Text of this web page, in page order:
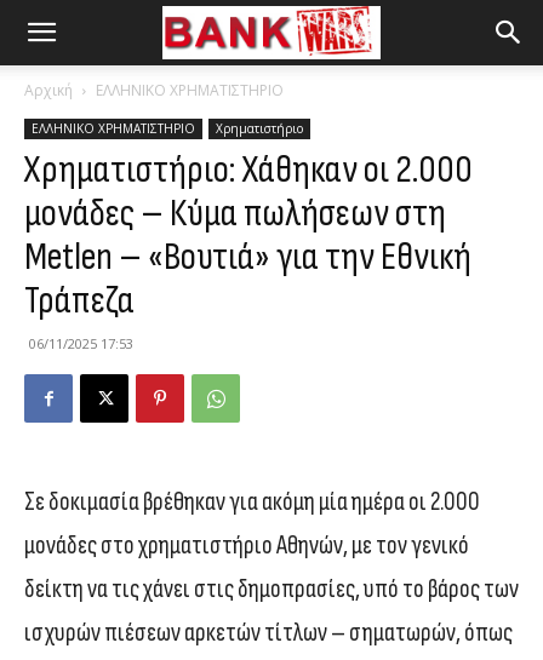
Αρχική ΕΛΛΗΝΙΚΟ ΧΡΗΜΑΤΙΣΤΗΡΙΟ
ΕΛΛΗΝΙΚΟ ΧΡΗΜΑΤΙΣΤΗΡΙΟ Χρηματιστήριο
Χρηματιστήριο: Χάθηκαν οι 2.000
μονάδες – Κύμα πωλήσεων στη
Metlen – «Βουτιά» για την Εθνική
Τράπεζα
06/11/2025 17:53
Σε δοκιμασία βρέθηκαν για ακόμη μία ημέρα οι 2.000
μονάδες στο χρηματιστήριο Αθηνών, με τον γενικό
δείκτη να τις χάνει στις δημοπρασίες, υπό το βάρος των
ισχυρών πιέσεων αρκετών τίτλων – σηματωρών, όπως